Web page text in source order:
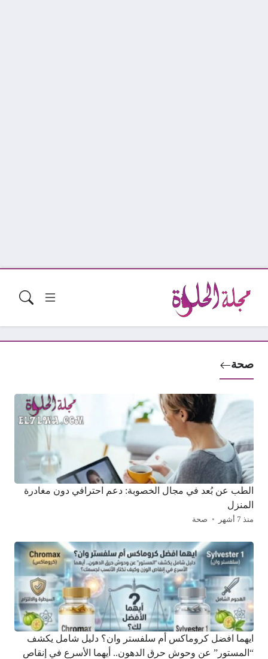
صحة
الطب عن بُعد في مجال الخصوبة: دعم احترافي دون مغادرة
المنزل
منذ 7 أشهر صحة
ايهما افضل كروماكس أم سلفستر وان؟ دليل شامل يكشف
“المستور” عن وحوش حرق الدهون.. أيهما الأسرع في إنقاص